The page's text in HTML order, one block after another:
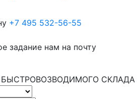
+7 495 532-56-55
задание нам на почту
СКЛАДА